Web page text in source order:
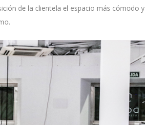
de la clientela el espacio más cómodo y